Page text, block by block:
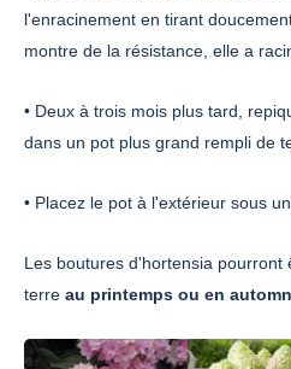
l'enracinement en tirant
montre de la résistance, elle a
• Deux à trois mois plus tard,
dans un pot plus grand rempli de
• Placez le pot à l'extérieur sous
Les boutures d'hortensia pourront
terre au printemps ou en